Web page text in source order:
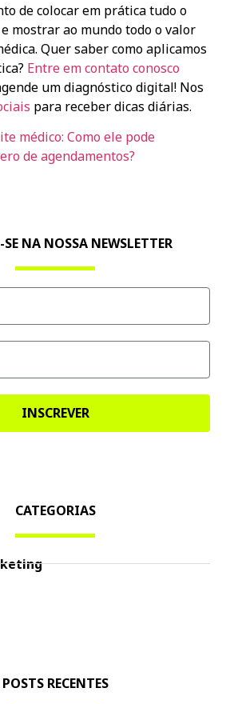
de colocar em prática tudo o
mostrar ao mundo todo o valor
Quer saber como aplicamos
Entre em contato conosco
um diagnóstico digital! Nos
para receber dicas diárias.
médico: Como ele pode
de agendamentos?
SE NA NOSSA NEWSLETTER
INSCREVER
CATEGORIAS
POSTS RECENTES